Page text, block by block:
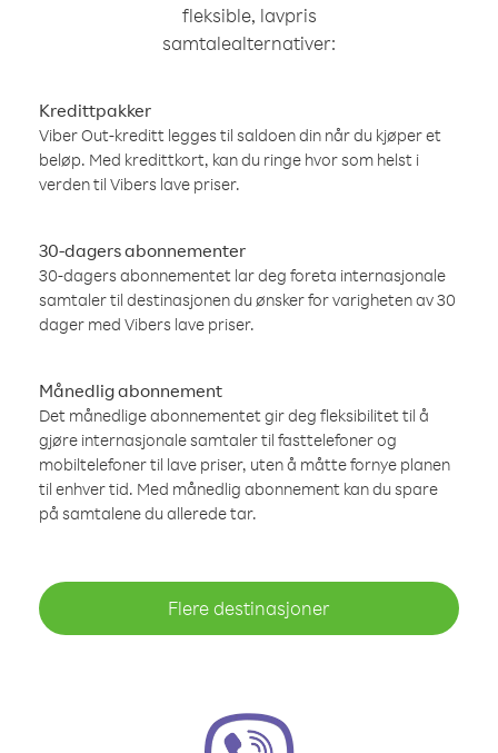
fleksible, lavpris
samtalealternativer:
Kredittpakker
Viber Out-kreditt legges til saldoen din når du kjøper et
beløp. Med kredittkort, kan du ringe hvor som helst i
verden til Vibers lave priser.
30-dagers abonnementer
30-dagers abonnementet lar deg foreta internasjonale
samtaler til destinasjonen du ønsker for varigheten av 30
dager med Vibers lave priser.
Månedlig abonnement
Det månedlige abonnementet gir deg fleksibilitet til å
gjøre internasjonale samtaler til fasttelefoner og
mobiltelefoner til lave priser, uten å måtte fornye planen
til enhver tid. Med månedlig abonnement kan du spare
på samtalene du allerede tar.
Flere destinasjoner